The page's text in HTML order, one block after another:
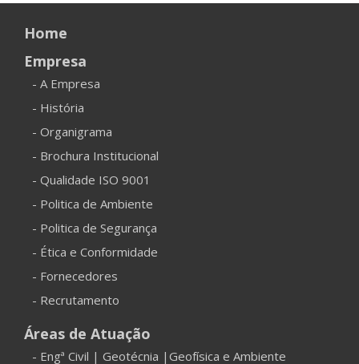
Home
Empresa
- A Empresa
- História
- Organigrama
- Brochura Institucional
- Qualidade ISO 9001
- Politica de Ambiente
- Politica de Segurança
- Ética e Conformidade
- Fornecedores
- Recrutamento
Áreas de Atuação
- Engª Civil | Geotécnia |Geofísica e Ambiente